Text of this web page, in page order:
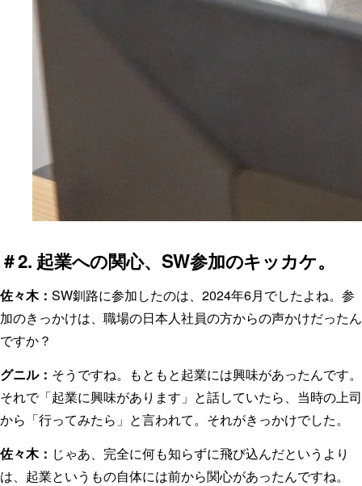
＃2. 起業への関心、SW参加のキッカケ。
佐々木： SW釧路に参加したのは、2024年6月でしたよね。参
加のきっかけは、職場の日本人社員の方からの声かけだったん
ですか？
グニル： そうですね。もともと起業には興味があったんです。
それで「起業に興味があります」と話していたら、当時の上司
から「行ってみたら」と言われて。それがきっかけでした。
佐々木： じゃあ、完全に何も知らずに飛び込んだというより
は、起業というもの自体には前から関心があったんですね。